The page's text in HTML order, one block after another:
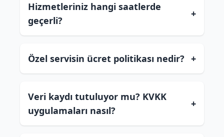
Hizmetleriniz hangi saatlerde
geçerli?
+
Özel servisin ücret politikası nedir? +
Veri kaydı tutuluyor mu? KVKK
uygulamaları nasıl?
+